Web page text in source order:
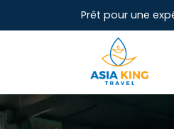
Prêt pour une